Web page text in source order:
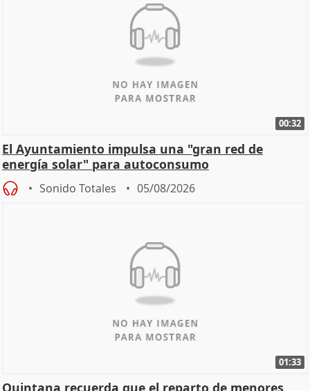
00:32
El Ayuntamiento impulsa una "gran red de
energía solar" para autoconsumo
Sonido Totales 05/08/2026
01:33
Quintana recuerda que el reparto de menores